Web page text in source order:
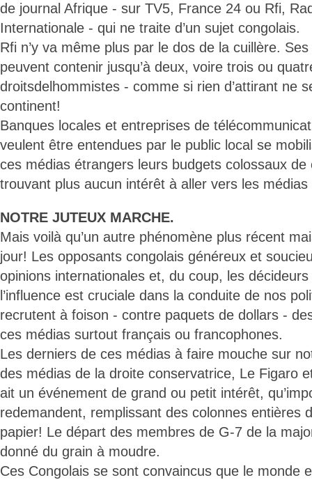
de journal Afrique - sur TV5, France 24 ou Rfi,
Internationale - qui ne traite d’un sujet congolais.
Rfi n’y va même plus par le dos de la cuillère.
peuvent contenir jusqu’à deux, voire trois ou
droitsdelhommistes - comme si rien d’attirant ne
continent!
Banques locales et entreprises de
veulent être entendues par le public local se
ces médias étrangers leurs budgets colossaux de
trouvant plus aucun intérêt à aller vers les
NOTRE JUTEUX MARCHE.
Mais voilà qu’un autre phénomène plus récent
jour! Les opposants congolais généreux et
opinions internationales et, du coup, les
l’influence est cruciale dans la conduite de nos
recrutent à foison - contre paquets de dollars -
ces médias surtout français ou francophones.
Les derniers de ces médias à faire mouche sur
des médias de la droite conservatrice, Le Figaro
ait un événement de grand ou petit intérêt,
redemandent, remplissant des colonnes entières
papier! Le départ des membres de G-7 de la
donné du grain à moudre.
Ces Congolais se sont convaincus que le monde